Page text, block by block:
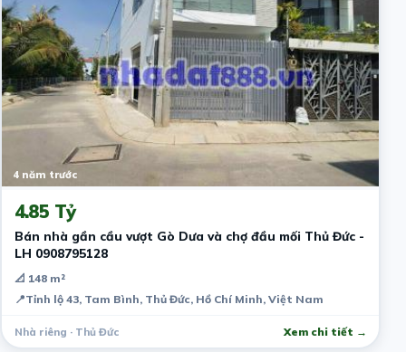
4 năm trước
4.85 Tỷ
Bán nhà gần cầu vượt Gò Dưa và chợ đầu mối Thủ Đức -
LH 0908795128
📐 148 m²
📍Tỉnh lộ 43, Tam Bình, Thủ Đức, Hồ Chí Minh, Việt Nam
Nhà riêng · Thủ Đức Xem chi tiết →